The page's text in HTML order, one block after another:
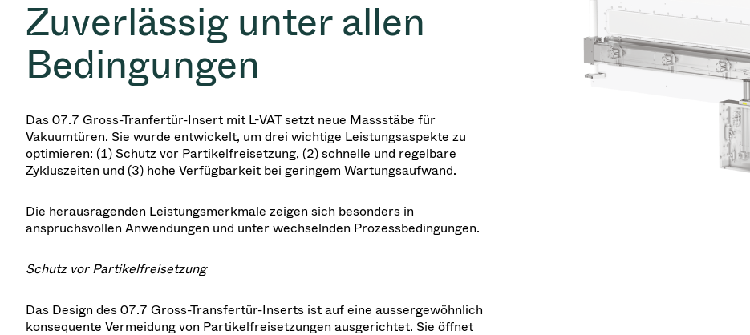
Zuverlässig unter allen
Bedingungen
Das 07.7 Gross-Tranfertür-Insert mit L-VAT setzt neue Massstäbe für
Vakuumtüren. Sie wurde entwickelt, um drei wichtige Leistungsaspekte zu
optimieren: (1) Schutz vor Partikelfreisetzung, (2) schnelle und regelbare
Zykluszeiten und (3) hohe Verfügbarkeit bei geringem Wartungsaufwand.
Die herausragenden Leistungsmerkmale zeigen sich besonders in
anspruchsvollen Anwendungen und unter wechselnden Prozessbedingungen.
Schutz vor Partikelfreisetzung
Das Design des 07.7 Gross-Transfertür-Inserts ist auf eine aussergewöhnlich
konsequente Vermeidung von Partikelfreisetzungen ausgerichtet. Sie öffnet